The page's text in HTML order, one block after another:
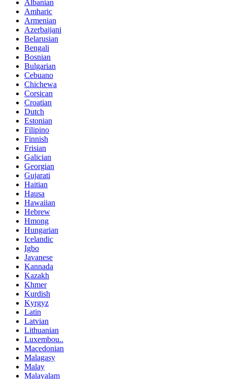
Albanian
Amharic
Armenian
Azerbaijani
Belarusian
Bengali
Bosnian
Bulgarian
Cebuano
Chichewa
Corsican
Croatian
Dutch
Estonian
Filipino
Finnish
Frisian
Galician
Georgian
Gujarati
Haitian
Hausa
Hawaiian
Hebrew
Hmong
Hungarian
Icelandic
Igbo
Javanese
Kannada
Kazakh
Khmer
Kurdish
Kyrgyz
Latin
Latvian
Lithuanian
Luxembou..
Macedonian
Malagasy
Malay
Malayalam